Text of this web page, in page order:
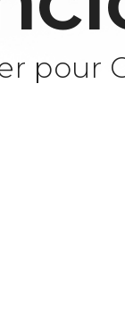
pour